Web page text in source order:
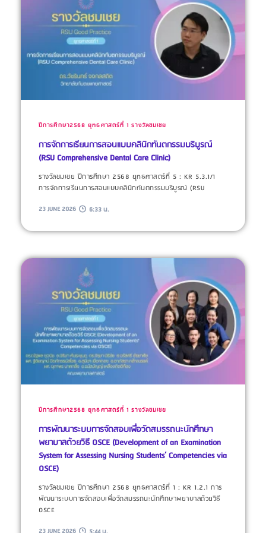
ปีการศึกษา2568 ยุทธศาสตร์ที่ 1 รางวัลชมเชย
การจัดการเรียนการสอนแบบคลินิกทันตกรรมบริบูรณ์
(RSU Comprehensive Dental Care Clinic)
รางวัลชมเชย ปีการศึกษา 2568 ยุทธศาสตร์ที่ 5 : KR 5.3.1/1
การจัดการเรียนการสอนแบบคลินิกทันตกรรมบริบูรณ์ (RSU
23 JUNE 2026 6:33 น.
ปีการศึกษา2568 ยุทธศาสตร์ที่ 1 รางวัลชมเชย
การพัฒนาระบบการจัดสอบเพื่อวัดสมรรถนะนักศึกษา
พยาบาลด้วยวิธี OSCE (Development of an Examination
System for Assessing Nursing Students’ Competencies via
OSCE)
รางวัลชมเชย ปีการศึกษา 2568 ยุทธศาสตร์ที่ 1 : KR 1.2.1 การ
พัฒนาระบบการจัดสอบเพื่อวัดสมรรถนะนักศึกษาพยาบาลด้วยวิธี
OSCE